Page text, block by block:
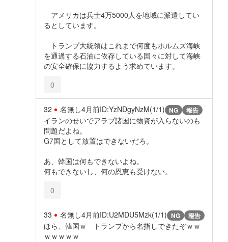
アメリカは兵士4万5000人を地域に派遣してい
るとしています。
トランプ大統領はこれまで何度もホルムズ海峡
を通過する石油に依存している国々に対して海峡
の安全確保に協力するよう求めています。
0
32 名無し4月前ID:YzNDgyNzM(1/1) NG 報告
イランのせいでアラブ諸国に物資が入らないのも
問題だよね。
G7国として放置はできないだろ。
あ、韓国は何もできないよね。
何もできないし、何の恩恵も受けない。
0
33 名無し4月前ID:U2MDU5Mzk(1/1) NG 報告
ほら、韓国ｗ トランプから名指しできたぞｗｗ
ｗｗｗｗｗ